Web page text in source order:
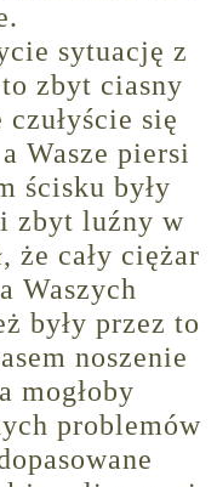
sytuację z
zbyt ciasny
czułyście się
Wasze piersi
ścisku były
zbyt luźny w
że cały ciężar
Waszych
były przez to
noszenie
mogłoby
problemów